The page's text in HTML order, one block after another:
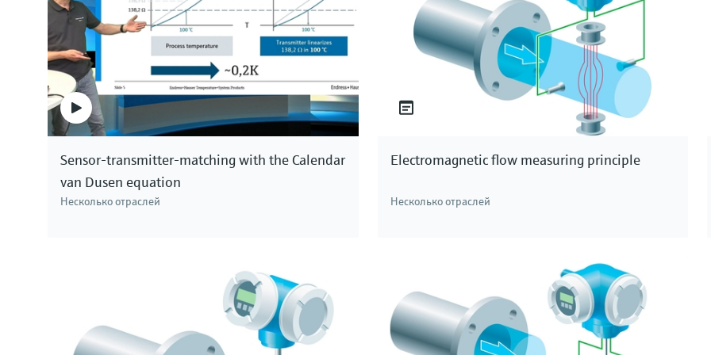
определяет уровень в резервуаре.
Приборы для измерения давления производства Endress+Hauser позволяют измерять давление
и уровень как в стандартных условиях, так и в условиях высоких температур и высокого
давления, а также при работе с агрессивными и абразивными средами. Для любого применения
у нас найдется подходящее решение. Endress+Hauser.
Sensor-transmitter-matching with the Calendar
van Dusen equation
Несколько отраслей
Electromagnetic flow measuring principle
Несколько отраслей